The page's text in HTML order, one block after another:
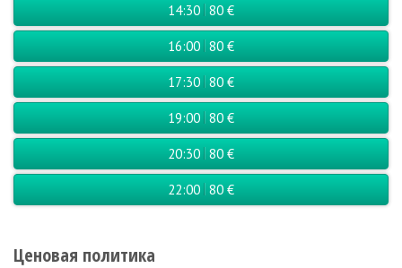
14:30 80 €
16:00 80 €
17:30 80 €
19:00 80 €
20:30 80 €
22:00 80 €
Ценовая политика